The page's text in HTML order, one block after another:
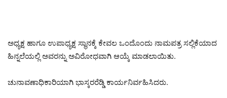
ಅಧ್ಯಕ್ಷ ಹಾಗೂ ಉಪಾಧ್ಯಕ್ಷ ಸ್ಥಾನಕ್ಕೆ ಕೇವಲ ಒಂದೊಂದು ನಾಮಪತ್ರ ಸಲ್ಲಿಕೆಯಾದ
ಹಿನ್ನಲೆಯಲ್ಲಿ ಅವರನ್ನು ಅವಿರೋಧವಾಗಿ ಆಯ್ಕೆ ಮಾಡಲಾಯಿತು.
ಚುನಾವಣಾಧಿಕಾರಿಯಾಗಿ ಭಾಸ್ಕರರೆಡ್ಡಿ ಕಾರ್ಯನಿರ್ವಹಿಸಿದರು.